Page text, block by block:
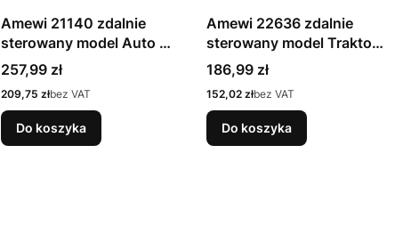
Amewi 21140 zdalnie
sterowany model Auto do
driftu Silnik elektryczny
1:28
Cena
257,99 zł
Cena
209,75 złbez VAT
Do koszyka
Amewi 22636 zdalnie
sterowany model Traktor
Silnik elektryczny 1:24
Cena
186,99 zł
Cena
152,02 złbez VAT
Do koszyka